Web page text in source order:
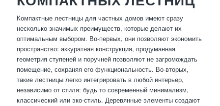
Компактные лестницы для частных домов имеют сразу
несколько значимых преимуществ, которые делают их
оптимальным выбором. Во-первых, они позволяют экономить
пространство: аккуратная конструкция, продуманная
геометрия ступеней и поручней позволяют не загромождать
помещение, сохраняя его функциональность. Во-вторых,
такие лестницы легко интегрировать в любой интерьер,
независимо от стиля: будь то современный минимализм,
классический или эко-стиль. Деревянные элементы создают